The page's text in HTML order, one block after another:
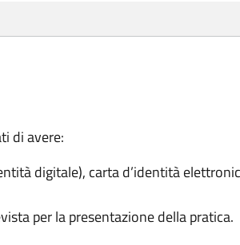
di avere:
digitale), carta d’identità
per la presentazione della pratica.